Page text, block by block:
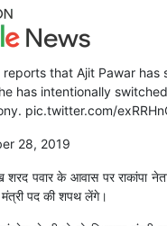
that Ajit Pawar
has intentionally
pic.twitter.com/
28, 2019
शरद पवार के आवास पर
पद की शपथ लेंगे।